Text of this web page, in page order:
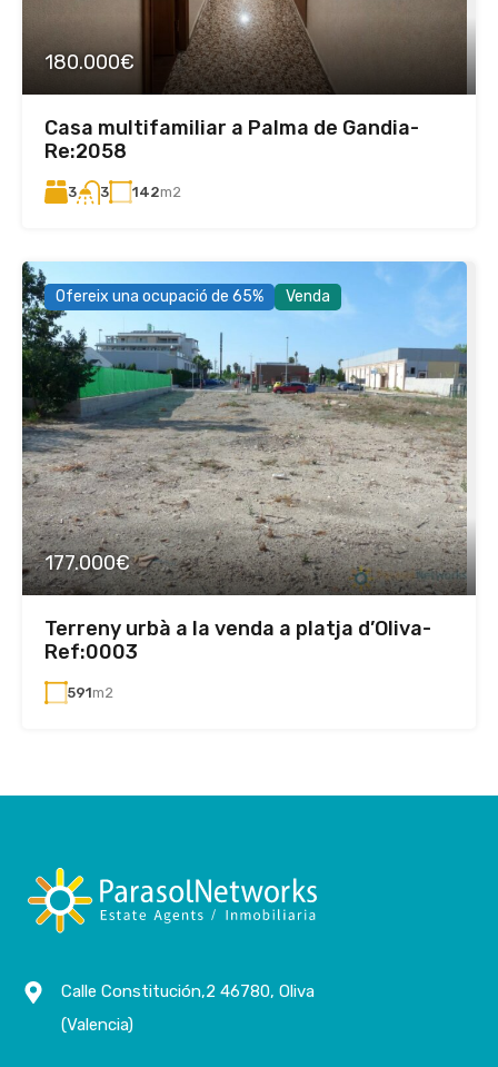
180.000€
Casa multifamiliar a Palma de Gandia-
Re:2058
3 3 142m2
Ofereix una ocupació de 65% Venda
177.000€
Terreny urbà a la venda a platja d’Oliva-
Ref:0003
591m2
Calle Constitución,2 46780, Oliva
(Valencia)